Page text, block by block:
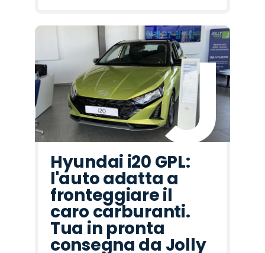
Hyundai i20 GPL:
l'auto adatta a
fronteggiare il
caro carburanti.
Tua in pronta
consegna da Jolly